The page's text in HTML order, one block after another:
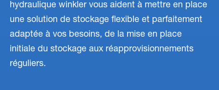
hydraulique winkler vous aident à mettre en place
une solution de stockage flexible et parfaitement
adaptée à vos besoins, de la mise en place
initiale du stockage aux réapprovisionnements
réguliers.